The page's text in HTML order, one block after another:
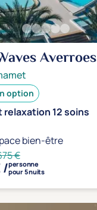
Averroes
option
relaxation 12 soins
bien-être
€
/personne
pour 5 nuits